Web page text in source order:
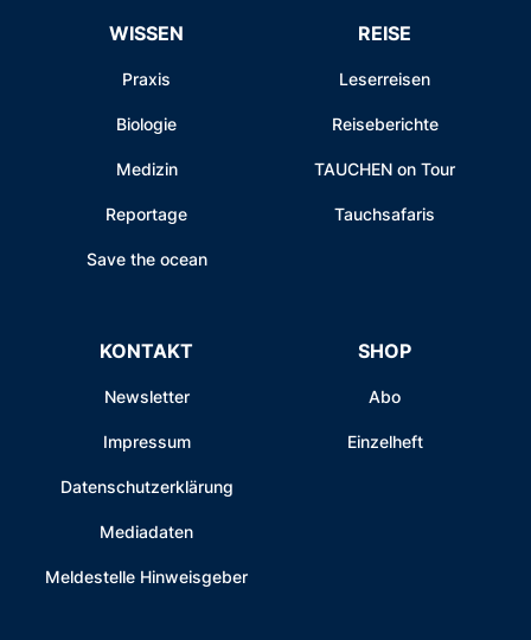
WISSEN
Praxis
Biologie
Medizin
Reportage
Save the ocean
REISE
Leserreisen
Reiseberichte
TAUCHEN on Tour
Tauchsafaris
KONTAKT
Newsletter
Impressum
Datenschutzerklärung
Mediadaten
Meldestelle Hinweisgeber
SHOP
Abo
Einzelheft